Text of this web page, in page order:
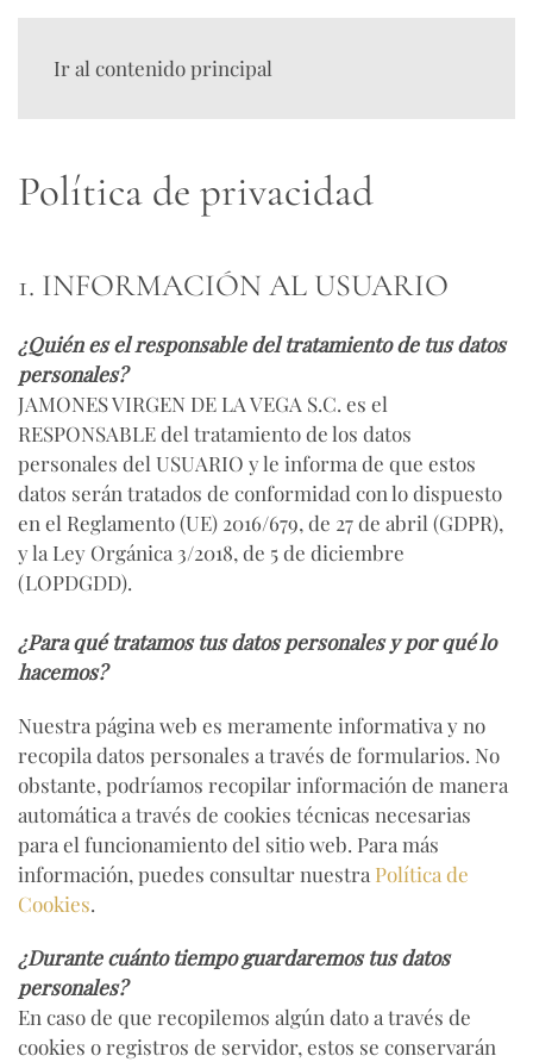
Ir al contenido principal
Política de privacidad
1. INFORMACIÓN AL USUARIO
¿Quién es el responsable del tratamiento de tus datos
personales?
JAMONES VIRGEN DE LA VEGA S.C. es el
RESPONSABLE del tratamiento de los datos
personales del USUARIO y le informa de que estos
datos serán tratados de conformidad con lo dispuesto
en el Reglamento (UE) 2016/679, de 27 de abril (GDPR),
y la Ley Orgánica 3/2018, de 5 de diciembre
(LOPDGDD).
¿Para qué tratamos tus datos personales y por qué lo
hacemos?
Nuestra página web es meramente informativa y no
recopila datos personales a través de formularios. No
obstante, podríamos recopilar información de manera
automática a través de cookies técnicas necesarias
para el funcionamiento del sitio web. Para más
información, puedes consultar nuestra Política de
Cookies.
¿Durante cuánto tiempo guardaremos tus datos
personales?
En caso de que recopilemos algún dato a través de
cookies o registros de servidor, estos se conservarán